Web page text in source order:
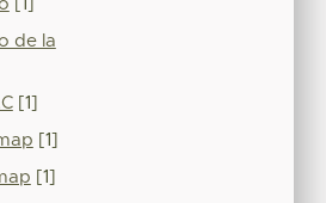
de la
[1]
[1]
[1]